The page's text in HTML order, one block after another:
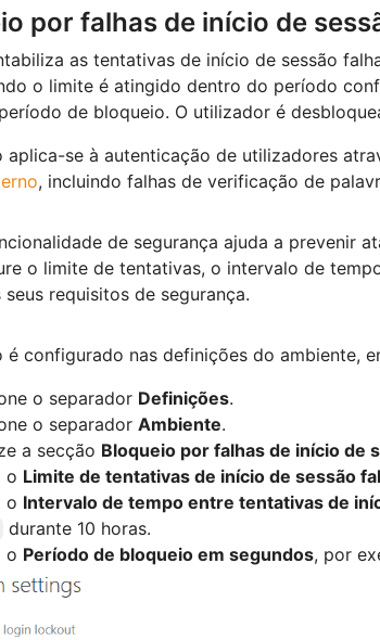
por falhas de início de
as tentativas de início de sessão
o limite é atingido dentro do período
de bloqueio. O utilizador é
aplica-se à autenticação de utilizadores
, incluindo falhas de verificação de
de segurança ajuda a prevenir
o limite de tentativas, o intervalo de
requisitos de segurança.
é configurado nas definições do ambiente,
o separador Definições.
o separador Ambiente.
a secção Bloqueio por falhas de início de
o Limite de tentativas de início de sessão
o Intervalo de tempo entre tentativas de
durante 10 horas.
o Período de bloqueio em segundos, por